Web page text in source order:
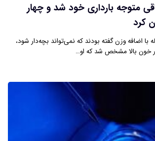
متوجه بارداری خود شد و چهار
کرد
به زنی ۳۶ ساله با اضافه وزن گفته بودند که نمی‌تواند بچه‌دار شود،
خون بالا مشخص شد که او…